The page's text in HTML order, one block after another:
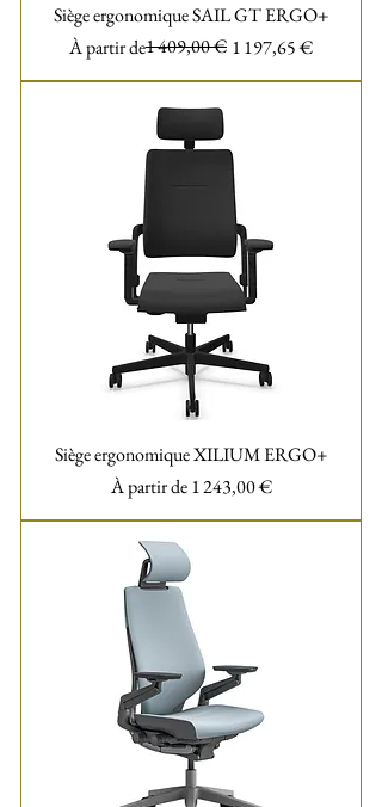
Siège ergonomique SAIL GT ERGO+
À partir de
Prix original1 409,00 € 1 197,65 €
Prix promotionnel
Siège ergonomique XILIUM ERGO+
À partir de1 243,00 €
Prix promotionnel